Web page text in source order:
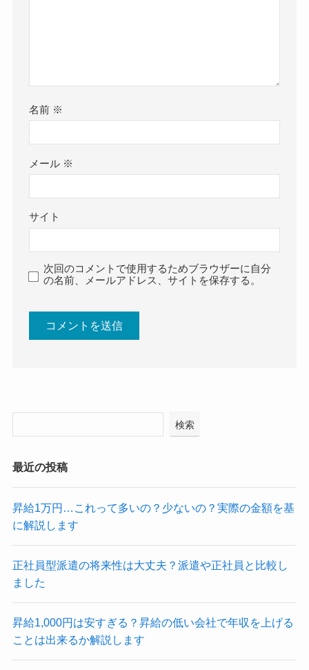
名前 ※
メール ※
サイト
次回のコメントで使用するためブラウザーに自分
の名前、メールアドレス、サイトを保存する。
検索
最近の投稿
昇給1万円…これって多いの？少ないの？実際の金額を基
に解説します
正社員型派遣の将来性は大丈夫？派遣や正社員と比較し
ました
昇給1,000円は安すぎる？昇給の低い会社で年収を上げる
ことは出来るか解説します